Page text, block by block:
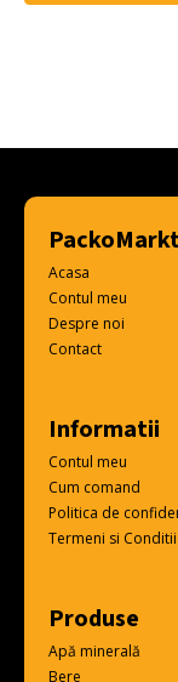
Acasa
Contul meu
Despre noi
Contact
Informatii
Contul meu
Cum comand
Politica de
Termeni si Conditii
Produse
Apă minerală
Bere